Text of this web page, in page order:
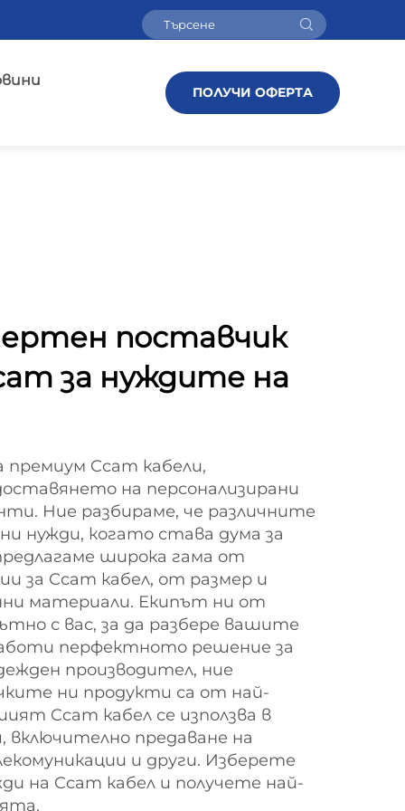
ПОЛУЧИ ОФЕРТА
поставчик
за нуждите на
Ccam кабели,
на персонализирани
Ние разбираме, че различните
нужди, когато става дума за
широка гама от
за Ccam кабел, от размер и
материали. Екипът ни от
с вас, за да разбере вашите
перфектното решение за
производител, ние
ни продукти са от най-
Ccam кабел се използва в
включително предаване на
и други. Изберете
на Ccam кабел и получете най-